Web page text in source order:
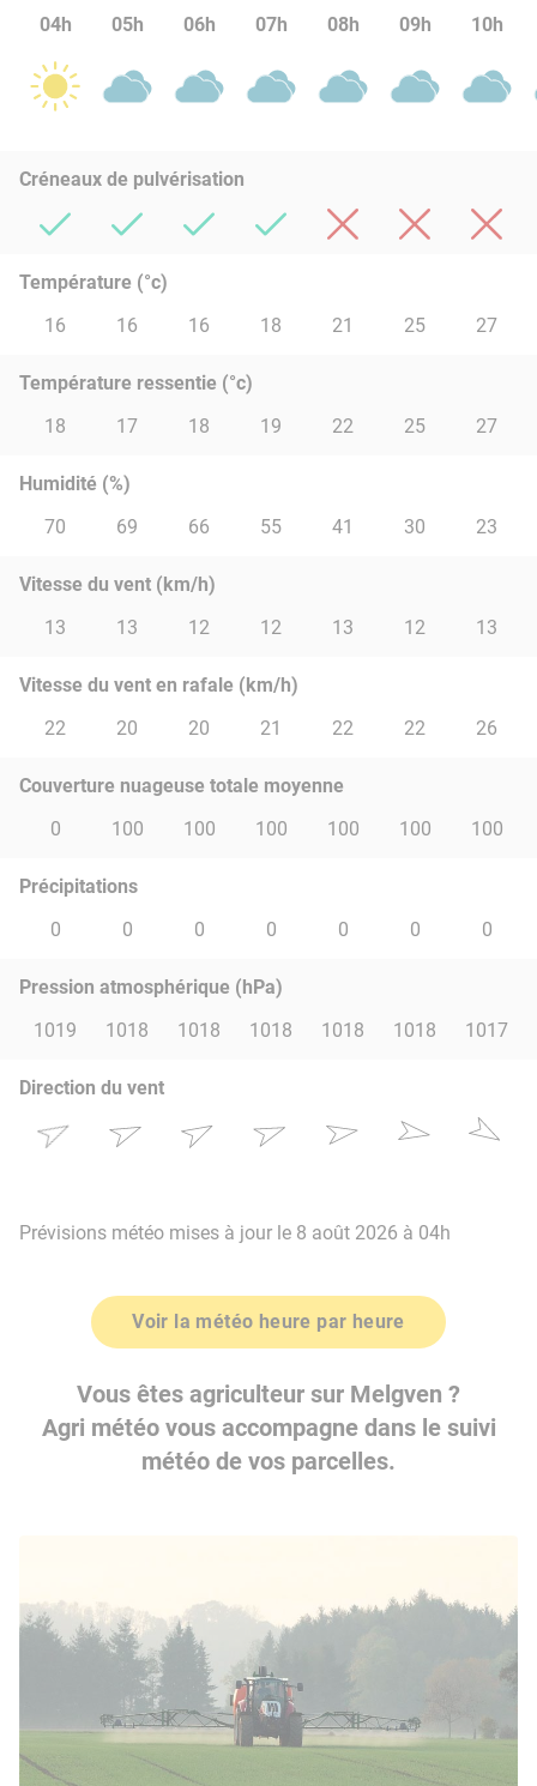
04h 05h 06h 07h 08h 09h 10h
Créneaux de pulvérisation
Température (°c)
16
16 16 18 21 25 27
Température ressentie (°c)
18
17 18 19 22 25 27
Humidité (%)
70
69 66 55 41 30 23
Vitesse du vent (km/h)
13
13 12 12 13 12 13
Vitesse du vent en rafale (km/h)
22
20 20 21 22 22 26
Couverture nuageuse totale moyenne
0
100 100 100 100 100 100
Précipitations
0
0 0 0 0 0 0
Pression atmosphérique (hPa)
1019
1018 1018 1018 1018 1018 1017
Direction du vent
Prévisions météo mises à jour le 8 août 2026 à 04h
Voir la météo heure par heure
Vous êtes agriculteur sur Melgven ?
Agri météo vous accompagne dans le suivi
météo de vos parcelles.